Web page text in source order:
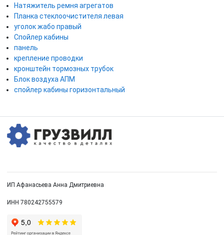
Натяжитель ремня агрегатов
Планка стеклоочистителя левая
уголок жабо правый
Спойлер кабины
панель
крепление проводки
кронштейн тормозных трубок
Блок воздуха АПМ
спойлер кабины горизонтальный
ИП Афанасьева Анна Дмитриевна
ИНН 780242755579